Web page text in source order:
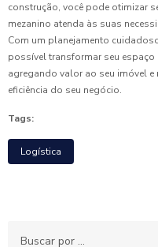
construção, você pode otimizar
mezanino atenda às suas
Com um planejamento
possível transformar seu espaço
agregando valor ao seu imóvel
eficiência do seu negócio.
Tags:
Logística